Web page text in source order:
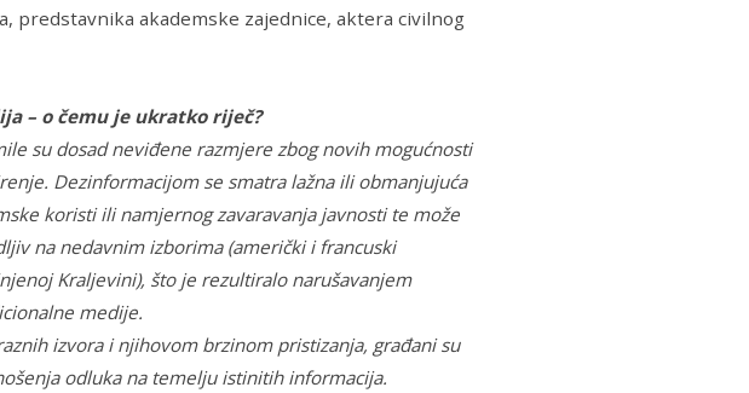
predstavnika akademske zajednice, aktera civilnog
– o čemu je ukratko riječ?
su dosad neviđene razmjere zbog novih mogućnosti
Dezinformacijom se smatra lažna ili obmanjujuća
koristi ili namjernog zavaravanja javnosti te može
na nedavnim izborima (američki i francuski
Kraljevini), što je rezultiralo narušavanjem
medije.
izvora i njihovom brzinom pristizanja, građani su
odluka na temelju istinitih informacija.